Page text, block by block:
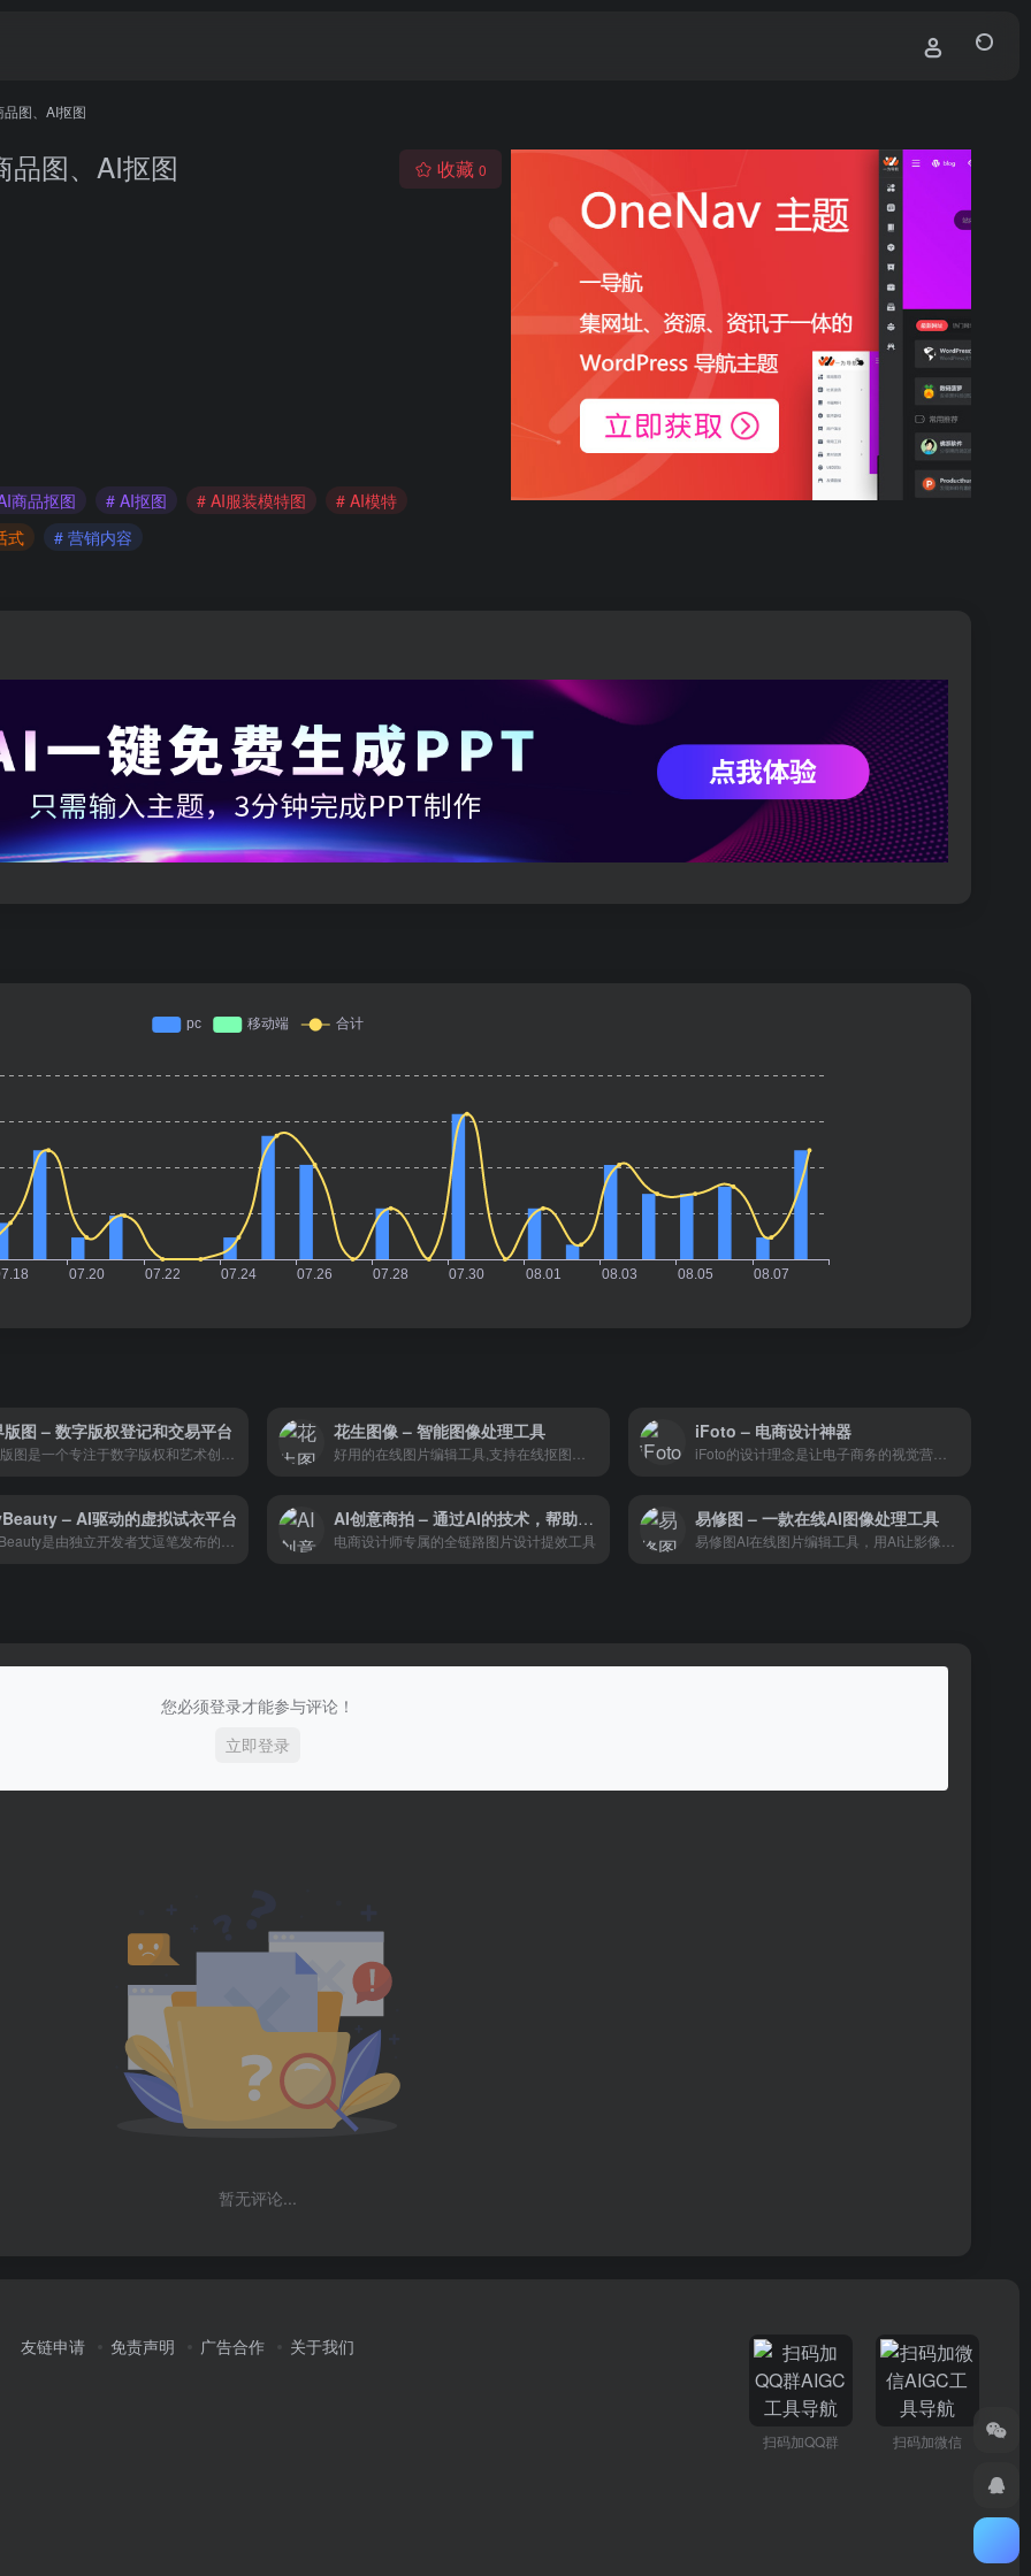
图、AI抠图
品图、AI抠图 收藏 0
商品抠图 # AI抠图 # AI服装模特图
# AI模特
式
# 营销内容
版图 – 数字版权登记和交易平台 花生图像 – 智能图像处理工具 iFoto – 电商设计神器
– AI驱动的虚拟试衣平台 AI创意商拍 – 通过AI的技术，帮助设计师们实现10秒搞定电商物料
电商设计师专属的全链路图片设计提效工具
易修图 – 一款在线AI图像处理工具
您必须登录才能参与评论！
立即登录
暂无评论...
友链申请 免责声明 广告合作 关于我们
扫码加QQ群 扫码加微信